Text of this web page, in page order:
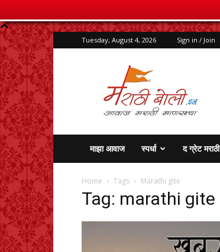
Tuesday, August 4, 2026 Sign in / Join
marathiboli.in
माझा आवाज स्पर्धा द ग्रेट मराठी
Home Tags Marathi gite
Tag: marathi gite